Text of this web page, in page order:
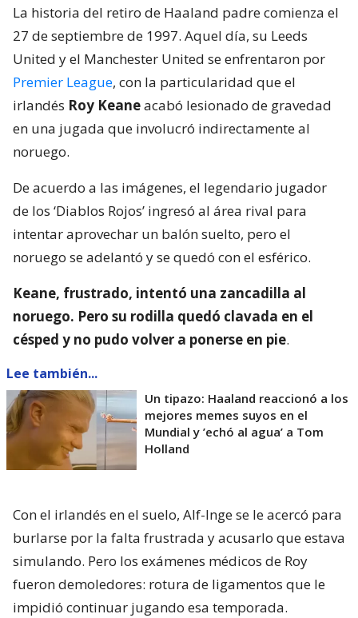
La historia del retiro de Haaland padre comienza el
27 de septiembre de 1997. Aquel día, su Leeds
United y el Manchester United se enfrentaron por
Premier League, con la particularidad que el
irlandés Roy Keaneacabó lesionado de gravedad
en una jugada que involucró indirectamente al
noruego.
De acuerdo a las imágenes, el legendario jugador
de los ‘Diablos Rojos’ ingresó al área rival para
intentar aprovechar un balón suelto, pero el
noruego se adelantó y se quedó con el esférico.
Keane, frustrado, intentó una zancadilla al
noruego. Pero su rodilla quedó clavada en el
césped y no pudo volver a ponerse en pie.
Lee también...
Un tipazo: Haaland reaccionó a los
mejores memes suyos en el
Mundial y ’echó al agua’ a Tom
Holland
Con el irlandés en el suelo, Alf-Inge se le acercó para
burlarse por la falta frustrada y acusarlo que estava
simulando. Pero los exámenes médicos de Roy
fueron demoledores: rotura de ligamentos que le
impidió continuar jugando esa temporada.